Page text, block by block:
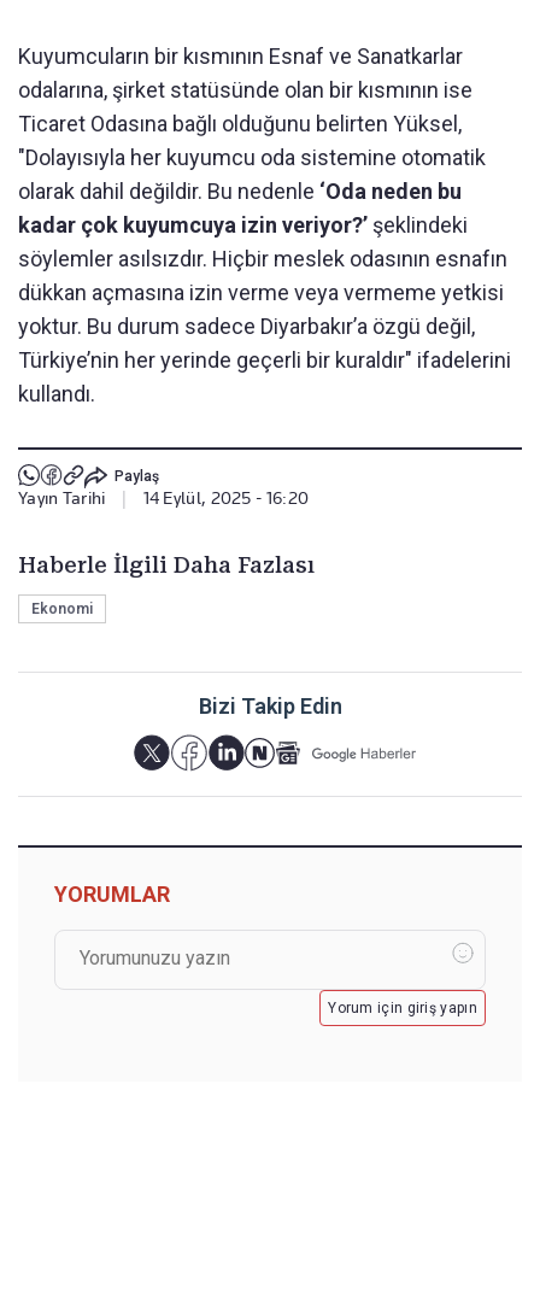
Kuyumcuların bir kısmının Esnaf ve Sanatkarlar
odalarına, şirket statüsünde olan bir kısmının ise
Ticaret Odasına bağlı olduğunu belirten Yüksel,
"Dolayısıyla her kuyumcu oda sistemine otomatik
olarak dahil değildir. Bu nedenle ‘Oda neden bu
kadar çok kuyumcuya izin veriyor?’ şeklindeki
söylemler asılsızdır. Hiçbir meslek odasının esnafın
dükkan açmasına izin verme veya vermeme yetkisi
yoktur. Bu durum sadece Diyarbakır’a özgü değil,
Türkiye’nin her yerinde geçerli bir kuraldır" ifadelerini
kullandı.
Paylaş
Yayın Tarihi 14 Eylül, 2025 - 16:20
Haberle İlgili Daha Fazlası
Ekonomi
Bizi Takip Edin
YORUMLAR
Yorum için giriş yapın